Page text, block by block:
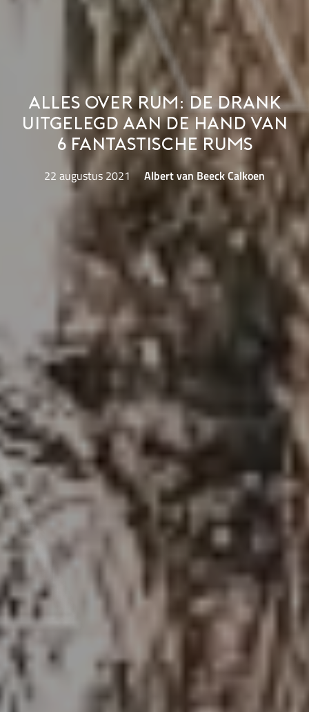
Alles over rum: de drank
uitgelegd aan de hand van
6 fantastische rums
22 augustus 2021 Albert van Beeck Calkoen